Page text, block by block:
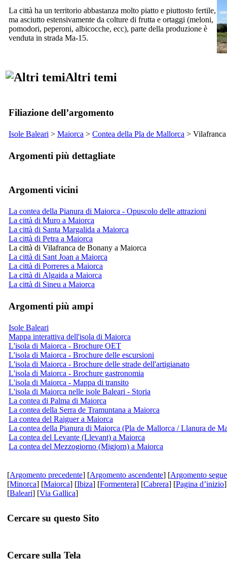
La città ha un territorio abbastanza molto piatto e piuttosto fertile,
ma asciutto estensivamente da colture di frutta e ortaggi (meloni,
pomodori, peperoni, albicocche, ecc), parte della produzione è
venduta in strada Ma-15.
Altri temi
Filiazione dell’argomento
Isole Baleari > Maiorca > Contea della Pla de Mallorca >
Argomenti più dettagliate
Argomenti vicini
La contea della Pianura di Maiorca - Opuscolo delle attrazioni
La città di Muro a Maiorca
La città di Santa Margalida a Maiorca
La città di Petra a Maiorca
La città di Vilafranca de Bonany a Maiorca
La città di Sant Joan a Maiorca
La città di Porreres a Maiorca
La città di Algaida a Maiorca
La città di Sineu a Maiorca
Argomenti più ampi
Isole Baleari
Mappa interattiva dell'isola di Maiorca
L'isola di Maiorca - Brochure OET
L'isola di Maiorca - Brochure delle escursioni
L'isola di Maiorca - Brochure delle strade dell'artigianato
L'isola di Maiorca - Brochure gastronomia
L'isola di Maiorca - Mappa di transito
L'isola di Maiorca nelle isole Baleari - Storia
La contea di Palma di Maiorca
La contea della Serra de Tramuntana a Maiorca
La contea del Raiguer a Maiorca
La contea della Pianura di Maiorca (Pla de Mallorca / Llanura de
La contea del Levante (Llevant) a Maiorca
La contea del Mezzogiorno (Migjorn) a Maiorca
[Argomento precedente] [Argomento ascendente] [Argomento
[Minorca] [Maiorca] [Ibiza] [Formentera] [Cabrera] [Pagina d’inizio]
[Baleari] [Via Gallica]
Cercare su questo Sito
Cercare sulla Tela